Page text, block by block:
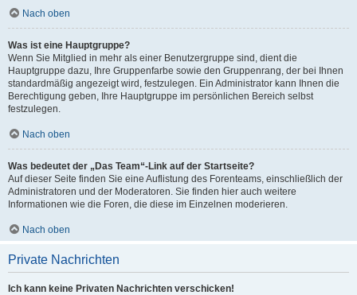
Nach oben
Was ist eine Hauptgruppe?
Wenn Sie Mitglied in mehr als einer Benutzergruppe sind, dient die
Hauptgruppe dazu, Ihre Gruppenfarbe sowie den Gruppenrang, der bei Ihnen
standardmäßig angezeigt wird, festzulegen. Ein Administrator kann Ihnen die
Berechtigung geben, Ihre Hauptgruppe im persönlichen Bereich selbst
festzulegen.
Nach oben
Was bedeutet der „Das Team“-Link auf der Startseite?
Auf dieser Seite finden Sie eine Auflistung des Forenteams, einschließlich der
Administratoren und der Moderatoren. Sie finden hier auch weitere
Informationen wie die Foren, die diese im Einzelnen moderieren.
Nach oben
Private Nachrichten
Ich kann keine Privaten Nachrichten verschicken!